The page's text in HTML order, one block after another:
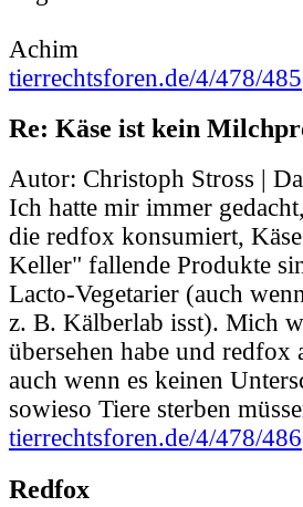
Achim
tierrechtsforen.de/4/478/485
Re: Käse ist kein
Autor: Christoph Stross |
Ich hatte mir immer
die redfox konsumiert,
Keller" fallende Produkte
Lacto-Vegetarier (auch
z. B. Kälberlab isst). Mich
übersehen habe und redfox
auch wenn es keinen
sowieso Tiere sterben
tierrechtsforen.de/4/478/486
Redfox